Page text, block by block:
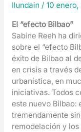
Ilundain / 10 enero,
El “efecto Bilbao”
Sabine Reeh ha
sobre el “efecto
éxito de Bilbao al
en crisis a través
urbanística, en
iniciativas. Todos
este nuevo Bilbao:
tremendamente
remodelación y